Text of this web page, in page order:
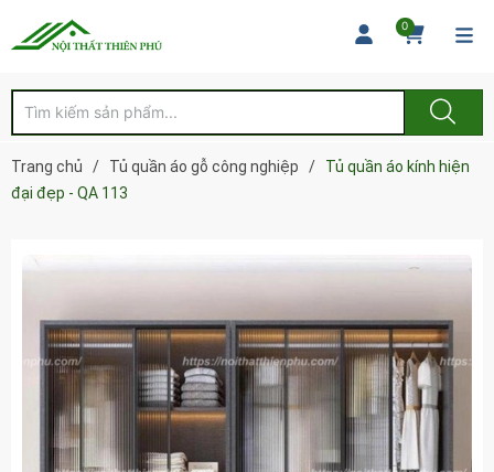
0
Trang chủ / Tủ quần áo gỗ công nghiệp /
Tủ quần áo kính hiện
đại đẹp - QA 113